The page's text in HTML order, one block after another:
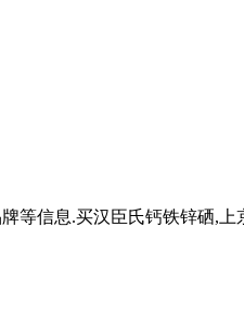
等信息.买汉臣氏钙铁锌硒,